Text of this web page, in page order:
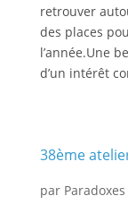
retrouver
des places
l’année.Une
d’un intérêt
38ème
par Paradoxes